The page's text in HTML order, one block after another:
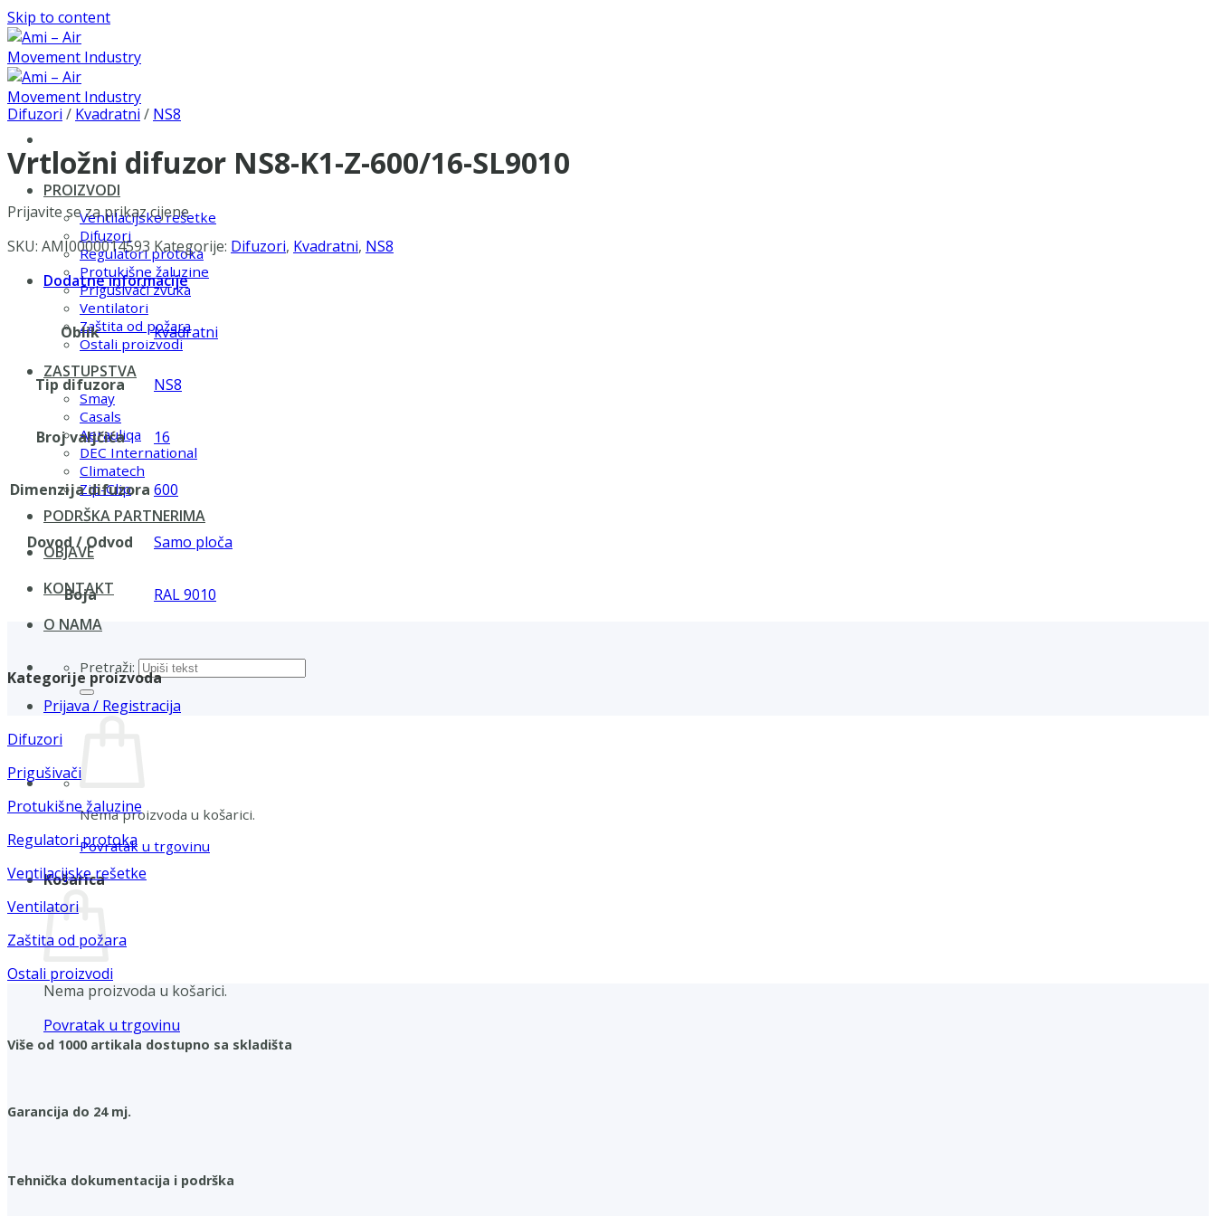
Skip to content
PROIZVODI
Ventilacijske rešetke
Difuzori
Regulatori protoka
Protukišne žaluzine
Prigušivači zvuka
Ventilatori
Zaštita od požara
Ostali proizvodi
ZASTUPSTVA
Smay
Casals
Aerauliqa
DEC International
Climatech
Zip-Clip
PODRŠKA PARTNERIMA
OBJAVE
KONTAKT
O NAMA
Pretraži:
Prijava / Registracija
Nema proizvoda u košarici.
Povratak u trgovinu
Košarica
Nema proizvoda u košarici.
Povratak u trgovinu
Difuzori / Kvadratni / NS8
Vrtložni difuzor NS8-K1-Z-600/16-SL9010
Prijavite se za prikaz cijene
SKU: AMI0000014593 Kategorije: Difuzori, Kvadratni, NS8
Dodatne informacije
Oblik kvadratni
Tip difuzora NS8
Broj valjčića 16
Dimenzija difuzora 600
Dovod / Odvod Samo ploča
Boja RAL 9010
Kategorije proizvoda
Difuzori
Prigušivači
Protukišne žaluzine
Regulatori protoka
Ventilacijske rešetke
Ventilatori
Zaštita od požara
Ostali proizvodi
Više od 1000 artikala dostupno sa skladišta
Garancija do 24 mj.
Tehnička dokumentacija i podrška